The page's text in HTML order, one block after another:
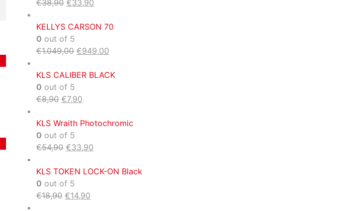
€38,90 €33,90
KELLYS CARSON 70
0 out of 5
€1.049,00 €949,00
KLS CALIBER BLACK
0 out of 5
€8,90 €7,90
KLS Wraith Photochromic
0 out of 5
€54,90 €33,90
KLS TOKEN LOCK-ON Black
0 out of 5
€18,90 €14,90